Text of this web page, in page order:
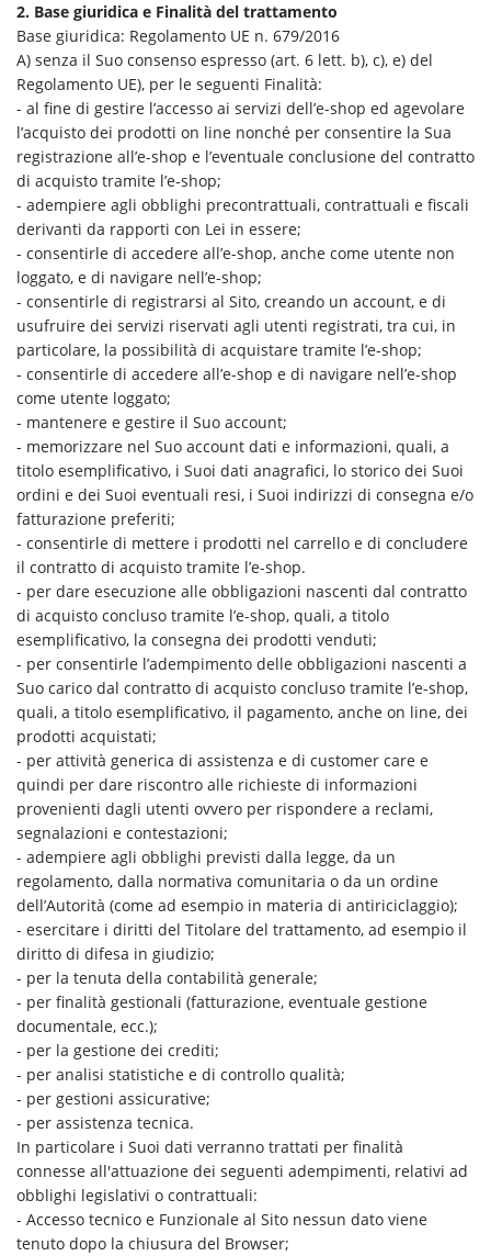
2. Base giuridica e Finalità del trattamento
Base giuridica: Regolamento UE n. 679/2016
A) senza il Suo consenso espresso (art. 6 lett. b), c), e) del
Regolamento UE), per le seguenti Finalità:
- al fine di gestire l’accesso ai servizi dell’e-shop ed agevolare
l’acquisto dei prodotti on line nonché per consentire la Sua
registrazione all’e-shop e l’eventuale conclusione del contratto
di acquisto tramite l’e-shop;
- adempiere agli obblighi precontrattuali, contrattuali e fiscali
derivanti da rapporti con Lei in essere;
- consentirle di accedere all’e-shop, anche come utente non
loggato, e di navigare nell’e-shop;
- consentirle di registrarsi al Sito, creando un account, e di
usufruire dei servizi riservati agli utenti registrati, tra cui, in
particolare, la possibilità di acquistare tramite l’e-shop;
- consentirle di accedere all’e-shop e di navigare nell’e-shop
come utente loggato;
- mantenere e gestire il Suo account;
- memorizzare nel Suo account dati e informazioni, quali, a
titolo esemplificativo, i Suoi dati anagrafici, lo storico dei Suoi
ordini e dei Suoi eventuali resi, i Suoi indirizzi di consegna e/o
fatturazione preferiti;
- consentirle di mettere i prodotti nel carrello e di concludere
il contratto di acquisto tramite l’e-shop.
- per dare esecuzione alle obbligazioni nascenti dal contratto
di acquisto concluso tramite l’e-shop, quali, a titolo
esemplificativo, la consegna dei prodotti venduti;
- per consentirle l’adempimento delle obbligazioni nascenti a
Suo carico dal contratto di acquisto concluso tramite l’e-shop,
quali, a titolo esemplificativo, il pagamento, anche on line, dei
prodotti acquistati;
- per attività generica di assistenza e di customer care e
quindi per dare riscontro alle richieste di informazioni
provenienti dagli utenti ovvero per rispondere a reclami,
segnalazioni e contestazioni;
- adempiere agli obblighi previsti dalla legge, da un
regolamento, dalla normativa comunitaria o da un ordine
dell’Autorità (come ad esempio in materia di antiriciclaggio);
- esercitare i diritti del Titolare del trattamento, ad esempio il
diritto di difesa in giudizio;
- per la tenuta della contabilità generale;
- per finalità gestionali (fatturazione, eventuale gestione
documentale, ecc.);
- per la gestione dei crediti;
- per analisi statistiche e di controllo qualità;
- per gestioni assicurative;
- per assistenza tecnica.
In particolare i Suoi dati verranno trattati per finalità
connesse all'attuazione dei seguenti adempimenti, relativi ad
obblighi legislativi o contrattuali:
- Accesso tecnico e Funzionale al Sito nessun dato viene
tenuto dopo la chiusura del Browser;